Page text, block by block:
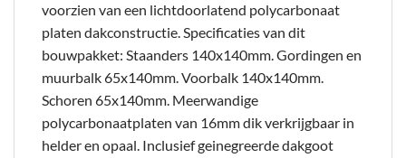
voorzien van een lichtdoorlatend polycarbonaat
platen dakconstructie. Specificaties van dit
bouwpakket: Staanders 140x140mm. Gordingen en
muurbalk 65x140mm. Voorbalk 140x140mm.
Schoren 65x140mm. Meerwandige
polycarbonaatplaten van 16mm dik verkrijgbaar in
helder en opaal. Inclusief geinegreerde dakgoot